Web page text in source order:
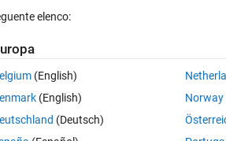
reason.can anybody help why???
in the folder for same class
elenco:
(English)
(English)
(Deutsch)
Norway